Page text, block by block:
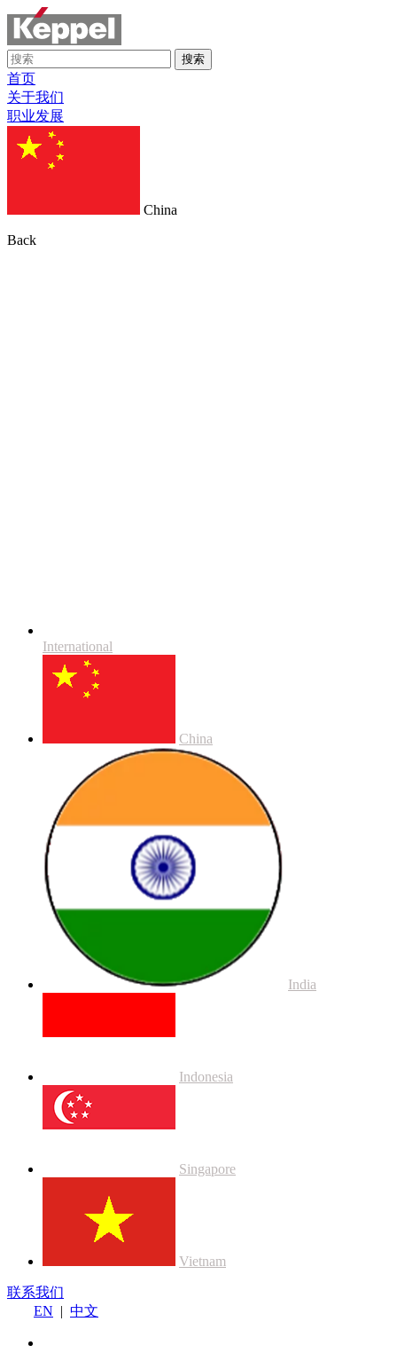
搜索
首页
关于我们
职业发展
China
Back
International
China
India
Indonesia
Singapore
Vietnam
联系我们
EN | 中文